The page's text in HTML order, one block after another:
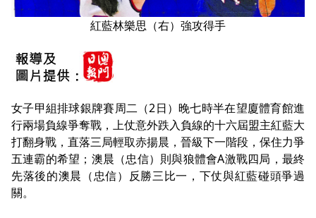
紅藍林樂思（右）強攻得手
女子甲組排球銀牌賽周二（2日）晚七時半在望廈體育館進
行兩場負線爭奪戰，上仗意外跌入負線的十六屆盟主紅藍大
打翻身戰，直落三局輕取赤揚晨，晉級下一階段，保住力爭
五連霸的希望；澳晨（忠信）則與狼體會A激戰四局，最終
先落後的澳晨（忠信）反勝三比一，下仗與紅藍碰頭爭過
關。